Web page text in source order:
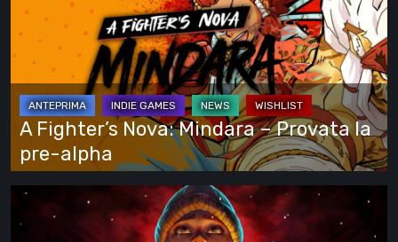
vede
tutto
Nova:
Mindara
Provata
la
alpha
A Fighter’s Nova: Mindara – Provata la
pre-alpha
Hollow
Home